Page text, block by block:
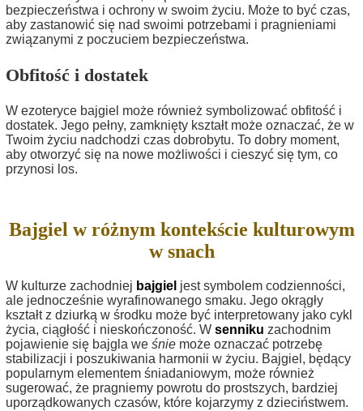
bezpieczeństwa i ochrony w swoim życiu. Może to być czas,
aby zastanowić się nad swoimi potrzebami i pragnieniami
związanymi z poczuciem bezpieczeństwa.
Obfitość i dostatek
W ezoteryce bajgiel może również symbolizować obfitość i
dostatek. Jego pełny, zamknięty kształt może oznaczać, że w
Twoim życiu nadchodzi czas dobrobytu. To dobry moment,
aby otworzyć się na nowe możliwości i cieszyć się tym, co
przynosi los.
Bajgiel w różnym kontekście kulturowym
w snach
W kulturze zachodniej bajgiel jest symbolem codzienności,
ale jednocześnie wyrafinowanego smaku. Jego okrągły
kształt z dziurką w środku może być interpretowany jako cykl
życia, ciągłość i nieskończoność. W senniku zachodnim
pojawienie się bajgla we śnie może oznaczać potrzebę
stabilizacji i poszukiwania harmonii w życiu. Bajgiel, będący
popularnym elementem śniadaniowym, może również
sugerować, że pragniemy powrotu do prostszych, bardziej
uporządkowanych czasów, które kojarzymy z dzieciństwem.